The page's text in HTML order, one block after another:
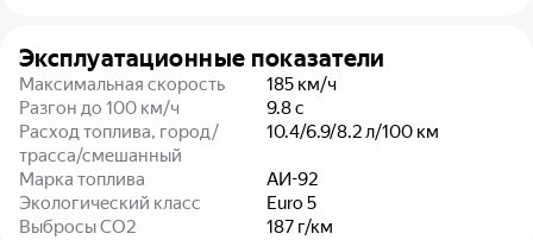
Эксплуатационные показатели
Максимальная скорость 185 км/ч
Разгон до 100 км/ч
9.8с
Расход топлива, город/
трасса/смешанный
10.4/6.9/8.2л/100 км
Марка топлива
АИ-92
Экологический класс
Euro 5
Выбросы CO2
187 г/км